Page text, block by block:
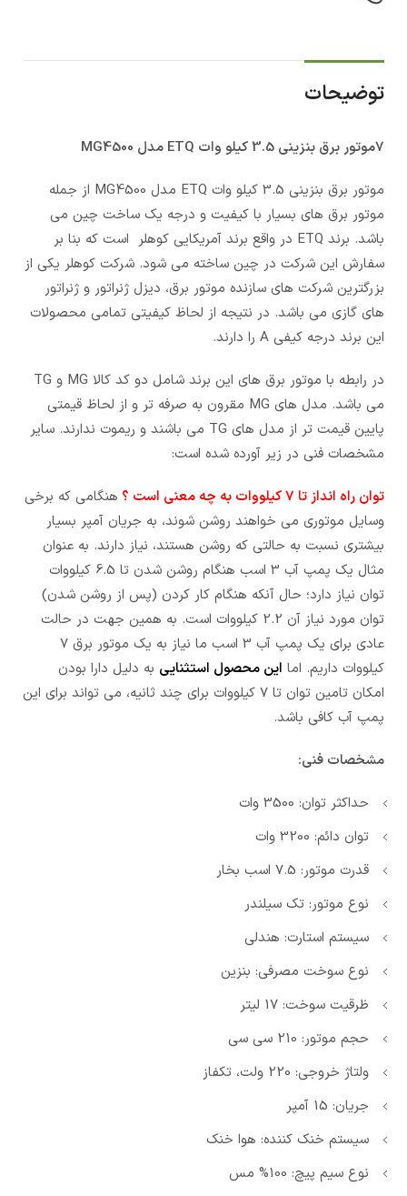
توضیحات
7موتور برق بنزینی 3.5 کیلو وات ETQ مدل MG4500
موتور برق بنزینی 3.5 کیلو وات ETQ مدل MG4500 از جمله
موتور برق های بسیار با کیفیت و درجه یک ساخت چین می
باشد. برند ETQ در واقع برند آمریکایی کوهلر است که بنا بر
سفارش این شرکت در چین ساخته می شود. شرکت کوهلر یکی از
بزرگترین شرکت های سازنده موتور برق، دیزل ژنراتور و ژنراتور
های گازی می باشد. در نتیجه از لحاظ کیفیتی تمامی محصولات
این برند درجه کیفی A را دارند.
در رابطه با موتور برق های این برند شامل دو کد کالا MG و TG
می باشد. مدل های MG مقرون به صرفه تر و از لحاظ قیمتی
پایین قیمت تر از مدل های TG می باشند و ریموت ندارند. سایر
مشخصات فنی در زیر آورده شده است:
توان راه انداز تا 7 کیلووات به چه معنی است ؟
هنگامی که برخی
وسایل موتوری می خواهند روشن شوند، به جریان آمپر بسیار
بیشتری نسبت به حالتی که روشن هستند، نیاز دارند. به عنوان
مثال یک پمپ آب 3 اسب هنگام روشن شدن تا 6.5 کیلووات
توان نیاز دارد؛ حال آنکه هنگام کار کردن (پس از روشن شدن)
توان مورد نیاز آن 2.2 کیلووات است. به همین جهت در حالت
عادی برای یک پمپ آب 3 اسب ما نیاز به یک موتور برق 7
کیلووات داریم. اما این محصول استثنایی به دلیل دارا بودن
امکان تامین توان تا 7 کیلووات برای چند ثانیه، می تواند برای این
پمپ آب کافی باشد.
مشخصات فنی:
حداکثر توان: 3500 وات
توان دائم: 3200 وات
قدرت موتور: 7.5 اسب بخار
نوع موتور: تک سیلندر
سیستم استارت: هندلی
نوع سوخت مصرفی: بنزین
ظرقیت سوخت: 17 لیتر
حجم موتور: 210 سی سی
ولتاژ خروجی: 220 ولت، تکفاز
جریان: 15 آمپر
سیستم خنک کننده: هوا خنک
نوع سیم پیچ: 100% مس